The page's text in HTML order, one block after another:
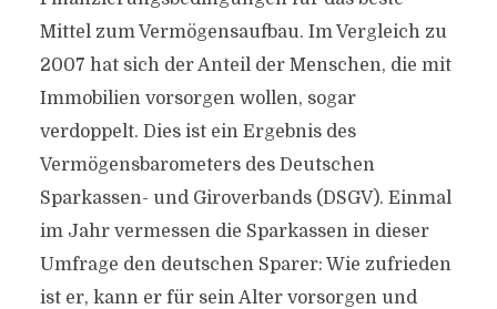
Mittel zum Vermögensaufbau. Im Vergleich zu
2007 hat sich der Anteil der Menschen, die mit
Immobilien vorsorgen wollen, sogar
verdoppelt. Dies ist ein Ergebnis des
Vermögensbarometers des Deutschen
Sparkassen- und Giroverbands (DSGV). Einmal
im Jahr vermessen die Sparkassen in dieser
Umfrage den deutschen Sparer: Wie zufrieden
ist er, kann er für sein Alter vorsorgen und